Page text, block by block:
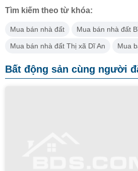
Tìm kiếm theo từ khóa:
Mua bán nhà đất Mua bán nhà đất
Mua bán nhà đất Thị xã Dĩ An Mua
Bất động sản cùng người